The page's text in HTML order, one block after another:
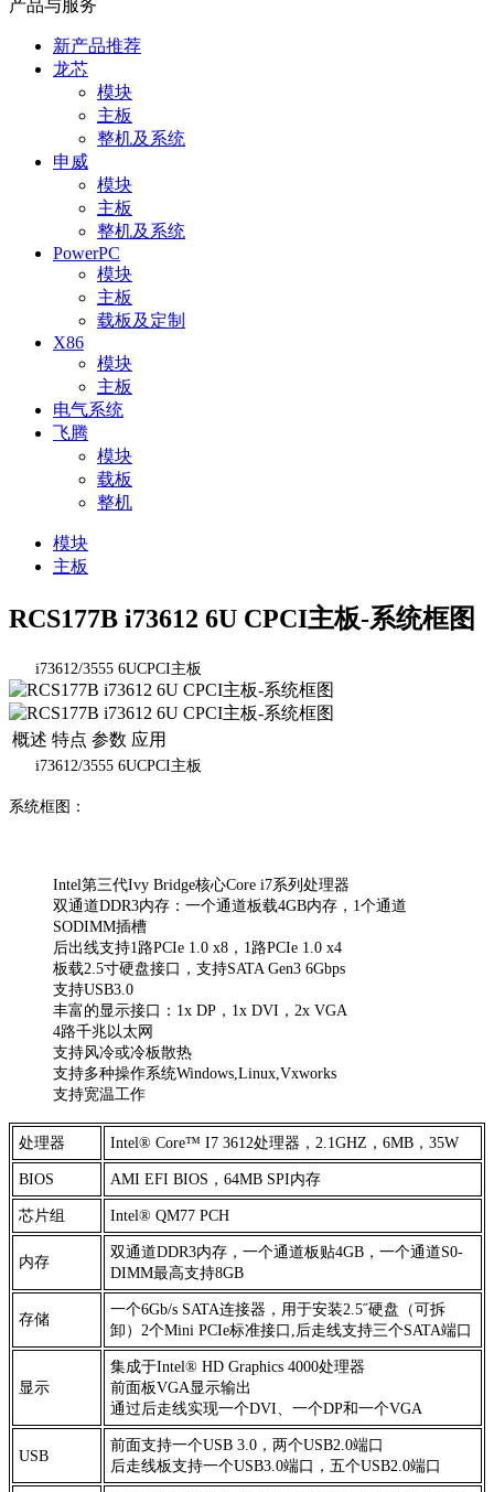
产品与服务
新产品推荐
龙芯
模块
主板
整机及系统
申威
模块
主板
整机及系统
PowerPC
模块
主板
载板及定制
X86
模块
主板
电气系统
飞腾
模块
载板
整机
模块
主板
RCS177B i73612 6U CPCI主板-系统框图
i73612/3555 6UCPCI主板
概述 特点 参数 应用
i73612/3555 6UCPCI主板
系统框图：
Intel第三代Ivy Bridge核心Core i7系列处理器
双通道DDR3内存：一个通道板载4GB内存，1个通道
SODIMM插槽
后出线支持1路PCIe 1.0 x8，1路PCIe 1.0 x4
板载2.5寸硬盘接口，支持SATA Gen3 6Gbps
支持USB3.0
丰富的显示接口：1x DP，1x DVI，2x VGA
4路千兆以太网
支持风冷或冷板散热
支持多种操作系统Windows,Linux,Vxworks
支持宽温工作
处理器 Intel® Core™ I7 3612处理器，2.1GHZ，6MB，35W
BIOS AMI EFI BIOS，64MB SPI内存
芯片组 Intel® QM77 PCH
内存
双通道DDR3内存，一个通道板贴4GB，一个通道S0-
DIMM最高支持8GB
存储
一个6Gb/s SATA连接器，用于安装2.5˝硬盘（可拆
卸）2个Mini PCIe标准接口,后走线支持三个SATA端口
显示
集成于Intel® HD Graphics 4000处理器
前面板VGA显示输出
通过后走线实现一个DVI、一个DP和一个VGA
USB
前面支持一个USB 3.0，两个USB2.0端口
后走线板支持一个USB3.0端口，五个USB2.0端口